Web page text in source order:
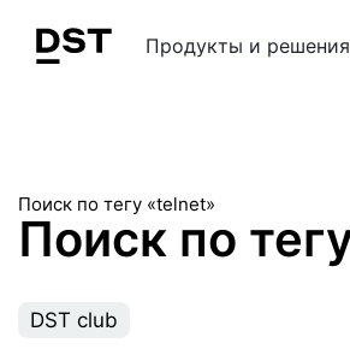
Navigation Menu
Продукты и решения
Поиск по тегу «telnet»
Поиск по
DST club